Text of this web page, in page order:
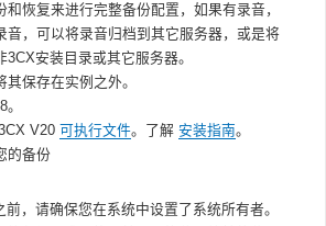
和恢复来进行完整备份配置，如果有录音，
音，可以将录音归档到其它服务器，或是将
3CX安装目录或其它服务器。
其保存在实例之外。
V20 可执行文件。了解 安装指南。
的备份
前，请确保您在系统中设置了系统所有者。